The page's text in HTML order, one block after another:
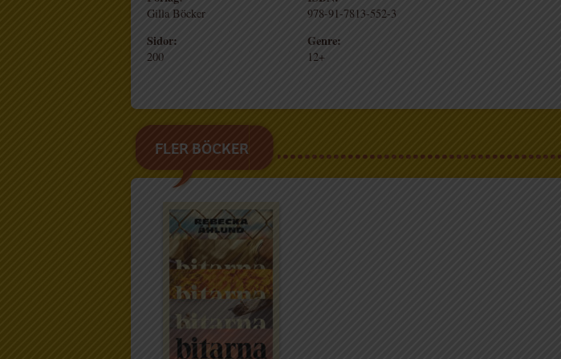
Gilla Böcker 978-91-7813-552-3
Sidor:
200
Genre:
12+
FLER BÖCKER